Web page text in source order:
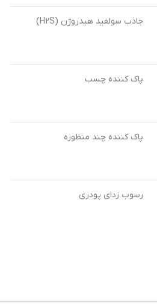
جاذب سولفید هیدروژن (H2S)
پاک کننده چسب
پاک کننده چند منظوره
رسوب زدای پودری